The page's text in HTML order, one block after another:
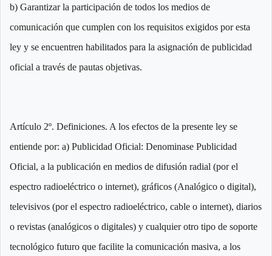
b) Garantizar la participación de todos los medios de
comunicación que cumplen con los requisitos exigidos por esta
ley y se encuentren habilitados para la asignación de publicidad
oficial a través de pautas objetivas.
Artículo 2º. Definiciones. A los efectos de la presente ley se
entiende por: a) Publicidad Oficial: Denominase Publicidad
Oficial, a la publicación en medios de difusión radial (por el
espectro radioeléctrico o internet), gráficos (Analógico o digital),
televisivos (por el espectro radioeléctrico, cable o internet), diarios
o revistas (analógicos o digitales) y cualquier otro tipo de soporte
tecnológico futuro que facilite la comunicación masiva, a los